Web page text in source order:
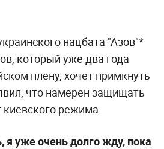
нацбата "Азов"*
который уже два года
плену, хочет примкнуть
что намерен защищать
киевского режима.
я уже очень долго жду, пока